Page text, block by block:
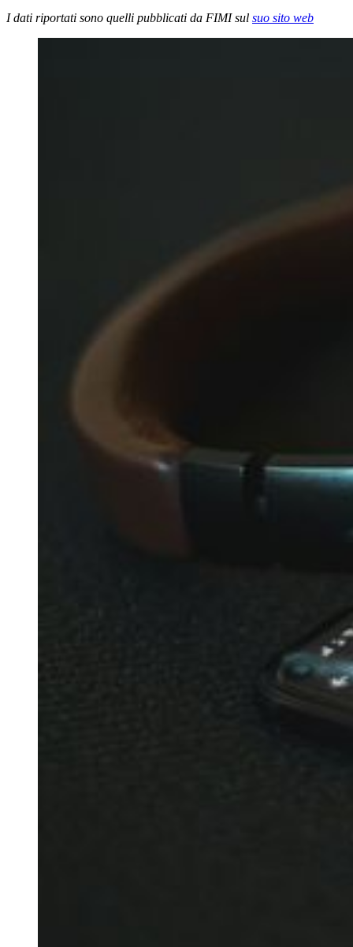
I dati riportati sono quelli pubblicati da FIMI sul suo sito web